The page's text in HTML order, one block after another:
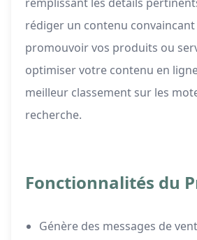
remplissant les détails
rédiger un contenu
promouvoir vos produits ou
optimiser votre contenu en
meilleur classement sur les
recherche.
Fonctionnalités du
Génère des messages de